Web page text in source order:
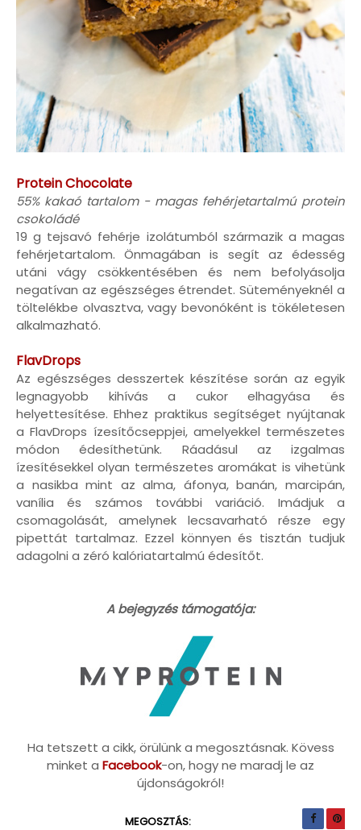
Protein Chocolate
55% kakaó tartalom - magas fehérjetartalmú protein
csokoládé
19 g tejsavó fehérje izolátumból származik a magas
fehérjetartalom. Önmagában is segít az édesség
utáni vágy csökkentésében és nem befolyásolja
negatívan az egészséges étrendet. Süteményeknél a
töltelékbe olvasztva, vagy bevonóként is tökéletesen
alkalmazható.
FlavDrops
Az egészséges desszertek készítése során az egyik
legnagyobb kihívás a cukor elhagyása és
helyettesítése. Ehhez praktikus segítséget nyújtanak
a FlavDrops ízesítőcseppjei, amelyekkel természetes
módon édesíthetünk. Ráadásul az izgalmas
ízesítésekkel olyan természetes aromákat is vihetünk
a nasikba mint az alma, áfonya, banán, marcipán,
vanília és számos további variáció. Imádjuk a
csomagolását, amelynek lecsavarható része egy
pipettát tartalmaz. Ezzel könnyen és tisztán tudjuk
adagolni a zéró kalóriatartalmú édesítőt.
A bejegyzés támogatója:
Ha tetszett a cikk, örülünk a megosztásnak. Kövess
minket a Facebook-on, hogy ne maradj le az
újdonságokról!
MEGOSZTÁS: